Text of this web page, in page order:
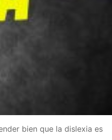
bien que la dislexia es